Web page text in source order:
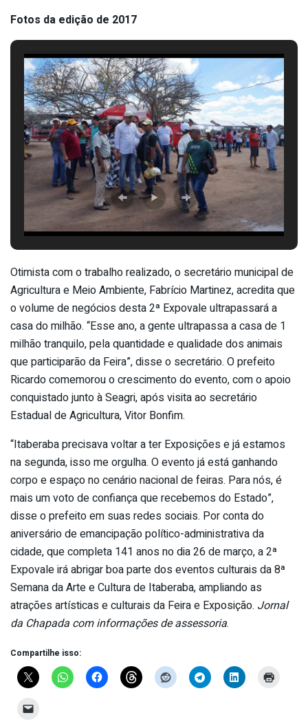
Fotos da edição de 2017
Otimista com o trabalho realizado, o secretário municipal de
Agricultura e Meio Ambiente, Fabrício Martinez, acredita que
o volume de negócios desta 2ª Expovale ultrapassará a
casa do milhão. “Esse ano, a gente ultrapassa a casa de 1
milhão tranquilo, pela quantidade e qualidade dos animais
que participarão da Feira”, disse o secretário. O prefeito
Ricardo comemorou o crescimento do evento, com o apoio
conquistado junto à Seagri, após visita ao secretário
Estadual de Agricultura, Vitor Bonfim.
“Itaberaba precisava voltar a ter Exposições e já estamos
na segunda, isso me orgulha. O evento já está ganhando
corpo e espaço no cenário nacional de feiras. Para nós, é
mais um voto de confiança que recebemos do Estado”,
disse o prefeito em suas redes sociais. Por conta do
aniversário de emancipação político-administrativa da
cidade, que completa 141 anos no dia 26 de março, a 2ª
Expovale irá abrigar boa parte dos eventos culturais da 8ª
Semana da Arte e Cultura de Itaberaba, ampliando as
atrações artísticas e culturais da Feira e Exposição. Jornal
da Chapada com informações de assessoria.
Compartilhe isso: